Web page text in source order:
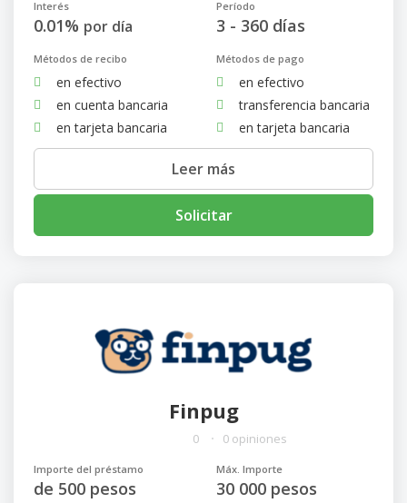
Interés
0.01% por día
Período
3 - 360 días
Métodos de recibo
en efectivo
en cuenta bancaria
en tarjeta bancaria
Métodos de pago
en efectivo
transferencia bancaria
en tarjeta bancaria
Leer más
Solicitar
Finpug
0 0 opiniones
Importe del préstamo
de 500 pesos
Máx. Importe
30 000 pesos